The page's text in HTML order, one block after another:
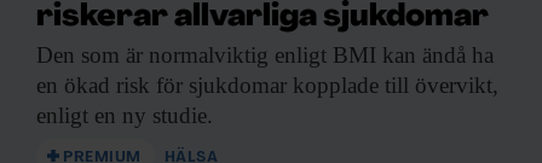
riskerar allvarliga sjukdomar
Den som är normalviktig enligt BMI kan ändå ha
en ökad risk för sjukdomar kopplade till övervikt,
enligt en ny studie.
PREMIUM HÄLSA